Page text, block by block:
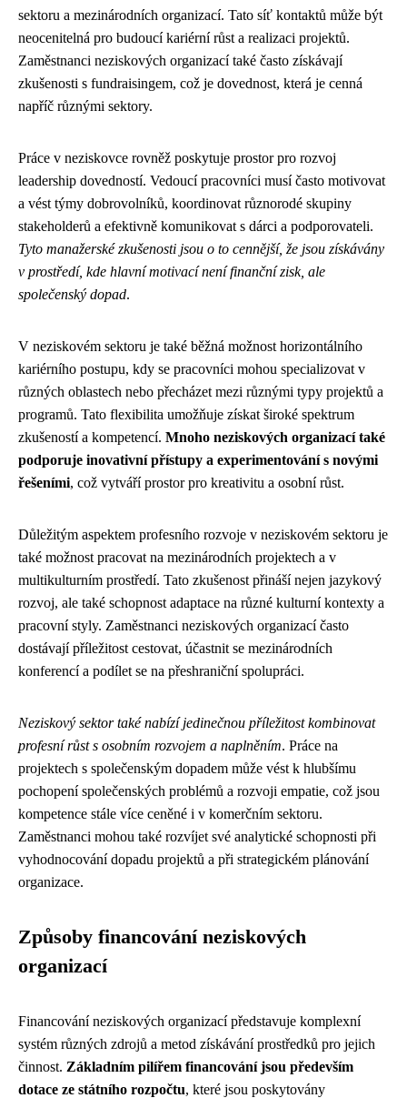
sektoru a mezinárodních organizací. Tato síť kontaktů může být
neocenitelná pro budoucí kariérní růst a realizaci projektů.
Zaměstnanci neziskových organizací také často získávají
zkušenosti s fundraisingem, což je dovednost, která je cenná
napříč různými sektory.
Práce v neziskovce rovněž poskytuje prostor pro rozvoj
leadership dovedností. Vedoucí pracovníci musí často motivovat
a vést týmy dobrovolníků, koordinovat různorodé skupiny
stakeholderů a efektivně komunikovat s dárci a podporovateli.
Tyto manažerské zkušenosti jsou o to cennější, že jsou získávány
v prostředí, kde hlavní motivací není finanční zisk, ale
společenský dopad.
V neziskovém sektoru je také běžná možnost horizontálního
kariérního postupu, kdy se pracovníci mohou specializovat v
různých oblastech nebo přecházet mezi různými typy projektů a
programů. Tato flexibilita umožňuje získat široké spektrum
zkušeností a kompetencí. Mnoho neziskových organizací také
podporuje inovativní přístupy a experimentování s novými
řešeními, což vytváří prostor pro kreativitu a osobní růst.
Důležitým aspektem profesního rozvoje v neziskovém sektoru je
také možnost pracovat na mezinárodních projektech a v
multikulturním prostředí. Tato zkušenost přináší nejen jazykový
rozvoj, ale také schopnost adaptace na různé kulturní kontexty a
pracovní styly. Zaměstnanci neziskových organizací často
dostávají příležitost cestovat, účastnit se mezinárodních
konferencí a podílet se na přeshraniční spolupráci.
Neziskový sektor také nabízí jedinečnou příležitost kombinovat
profesní růst s osobním rozvojem a naplněním. Práce na
projektech s společenským dopadem může vést k hlubšímu
pochopení společenských problémů a rozvoji empatie, což jsou
kompetence stále více ceněné i v komerčním sektoru.
Zaměstnanci mohou také rozvíjet své analytické schopnosti při
vyhodnocování dopadu projektů a při strategickém plánování
organizace.
Způsoby financování neziskových
organizací
Financování neziskových organizací představuje komplexní
systém různých zdrojů a metod získávání prostředků pro jejich
činnost. Základním pilířem financování jsou především
dotace ze státního rozpočtu, které jsou poskytovány